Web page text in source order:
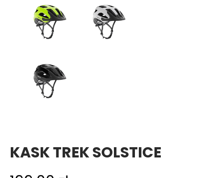
KASK TREK SOLSTICE